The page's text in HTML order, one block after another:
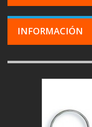
INFORMACIÓN